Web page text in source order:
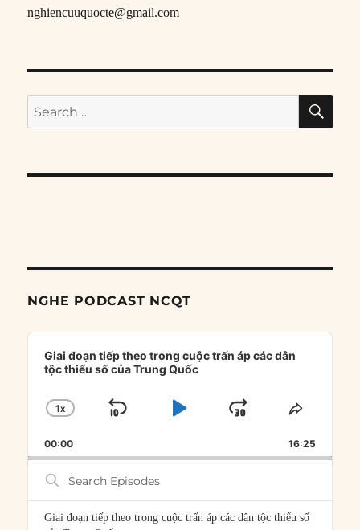
nghiencuuquocte@gmail.com
Search
for:
NGHE PODCAST NCQT
Audio
Player
Giai đoạn tiếp theo trong cuộc trấn áp các dân
tộc thiểu số của Trung Quốc
CHANGE
RATE
1X
SKIP
PLAYJUMP
FORWARD
SHARE
00:00 16:25
Search
Episodes
Giai đoạn tiếp theo trong cuộc trấn áp các dân tộc thiểu số